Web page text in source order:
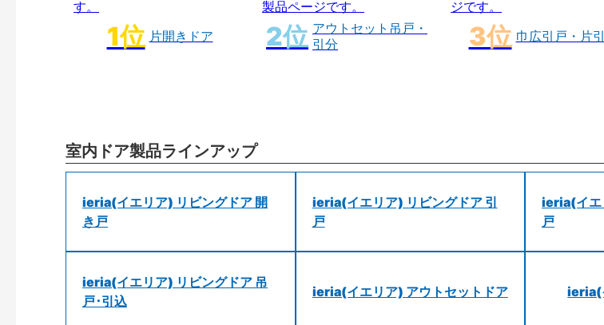
片開きドア
アウトセット吊戸・
引分
巾広引戸・片引
室内ドア製品ラインアップ
ieria(イエリア) リビングドア 開
き戸
ieria(イエリア) リビングドア 引
戸
ieria(イエ
戸
ieria(イエリア) リビングドア 吊
戸･引込
ieria(イエリア) アウトセットドア ieria(